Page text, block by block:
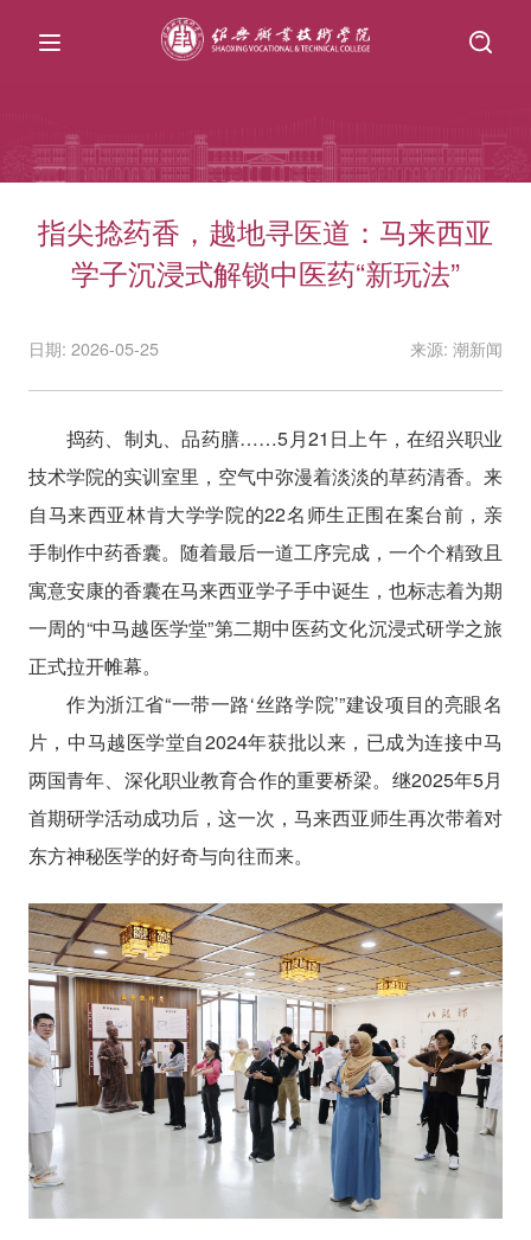
指尖捻药香，越地寻医道：马来西亚
学子沉浸式解锁中医药“新玩法”
日期: 2026-05-25 来源: 潮新闻
捣药、制丸、品药膳……5月21日上午，在绍兴职业
技术学院的实训室里，空气中弥漫着淡淡的草药清香。来
自马来西亚林肯大学学院的22名师生正围在案台前，亲
手制作中药香囊。随着最后一道工序完成，一个个精致且
寓意安康的香囊在马来西亚学子手中诞生，也标志着为期
一周的“中马越医学堂”第二期中医药文化沉浸式研学之旅
正式拉开帷幕。
作为浙江省“一带一路‘丝路学院’”建设项目的亮眼名
片，中马越医学堂自2024年获批以来，已成为连接中马
两国青年、深化职业教育合作的重要桥梁。继2025年5月
首期研学活动成功后，这一次，马来西亚师生再次带着对
东方神秘医学的好奇与向往而来。